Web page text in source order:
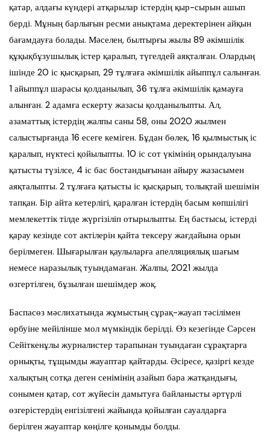
қатар, алдағы күндері атқарылар істердің қыр-сырын ашып
берді. Мұның барлығын ресми анықтама деректерінен айқын
бағамдауға болады. Мәселен, былтырғы жылы 89 әкімшілік
құқықбұзушылық істер қаралып, түгелдей аяқталған. Олардың
ішінде 20 іс қысқарып, 29 тұлғаға әкімшілік айыппұл салынған.
1 айыппұл шарасы қолданылып, 36 тұлға әкімшілік қамауға
алынған. 2 адамға ескерту жазасы қолданылыпты. Ал,
азаматтық істердің жалпы саны 58, оны 2020 жылмен
салыстырғанда 16 есеге кеміген. Бұдан бөлек, 16 қылмыстық іс
қаралып, нүктесі қойылыпты. 10 іс сот үкімінің орындалуына
қатысты түзілсе, 4 іс бас бостандығынан айыру жазасымен
аяқталыпты. 2 тұлғаға қатысты іс қысқарып, толықтай шешімін
тапқан. Бір айта кетерлігі, қаралған істердің басым көпшілігі
мемлекеттік тілде жүргізіліп отырылыпты. Ең бастысы, істерді
қарау кезінде сот актілерін қайта тексеру жағдайына орын
берілмеген. Шығарылған қаулыларға апелляциялық шағым
немесе наразылық туындамаған. Жалпы, 2021 жылда
өзгертілген, бұзылған шешімдер жоқ.
Баспасөз мәслихатында жұмыстың сұрақ-жауап тәсілімен
өрбуіне мейілінше мол мүмкіндік берілді. Өз кезегінде Сәрсен
Сейіткенұлы журналистер тарапынан туындаған сұрақтарға
орнықты, тұщымды жауаптар қайтарды. Әсіресе, қазіргі кезде
халықтың сотқа деген сенімінің азайып бара жатқандығы,
сонымен қатар, сот жүйесін дамытуға байланысты әртүрлі
өзгерістердің енгізілгені жайында қойылған сауалдарға
берілген жауаптар көңілге қонымды болды.